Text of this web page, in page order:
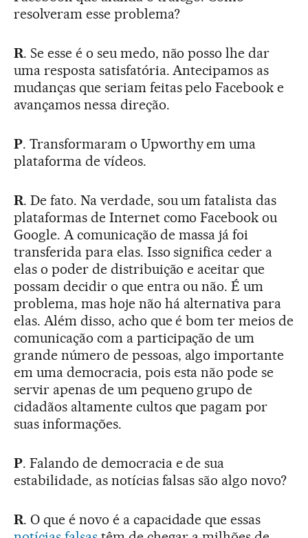
resolveram esse problema?
R. Se esse é o seu medo, não posso lhe dar
uma resposta satisfatória. Antecipamos as
mudanças que seriam feitas pelo Facebook e
avançamos nessa direção.
P. Transformaram o Upworthy em uma
plataforma de vídeos.
R. De fato. Na verdade, sou um fatalista das
plataformas de Internet como Facebook ou
Google. A comunicação de massa já foi
transferida para elas. Isso significa ceder a
elas o poder de distribuição e aceitar que
possam decidir o que entra ou não. É um
problema, mas hoje não há alternativa para
elas. Além disso, acho que é bom ter meios de
comunicação com a participação de um
grande número de pessoas, algo importante
em uma democracia, pois esta não pode se
servir apenas de um pequeno grupo de
cidadãos altamente cultos que pagam por
suas informações.
P. Falando de democracia e de sua
estabilidade, as notícias falsas são algo novo?
R. O que é novo é a capacidade que essas